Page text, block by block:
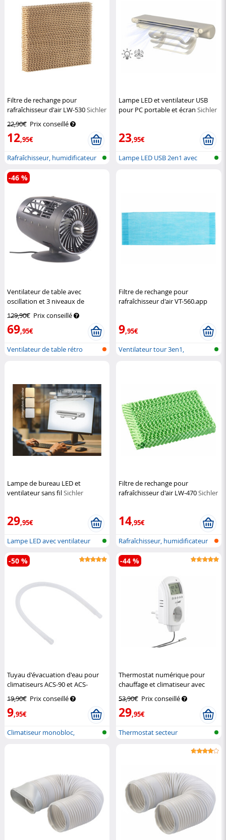
Filtre de rechange pour
rafraîchisseur d'air LW-530Sichler
22,90€ Prix conseillé
12,95€
Rafraîchisseur, humidificateur
et p...
Lampe LED et ventilateur USB
pour PC portable et écranSichler
23,95€
Lampe LED USB 2en1 avec
Ventilateur de table avec
oscillation et 3 niveaux de
Haushaltsgeräte
129,90€ Prix conseillé
69,95€
-46 %
Ventilateur de table rétro
Filtre de rechange pour
rafraîchisseur d'air VT-560.app
9,95€
Ventilateur tour 3en1,
Lampe de bureau LED et
ventilateur sans filSichler
29,95€
Lampe LED avec ventilateur
pour ord...
Filtre de rechange pour
rafraîchisseur d'air LW-470Sichler
14,95€
Rafraîchisseur, humidificateur
et p...
Tuyau d'évacuation d'eau pour
climatiseurs ACS-90 et ACS-
19,90€ Prix conseillé
9,95€
-50 %
Climatiseur monobloc,
Thermostat numérique pour
chauffage et climatiseur avec
53,90€ Prix conseillé
29,95€
-44 %
Thermostat secteur